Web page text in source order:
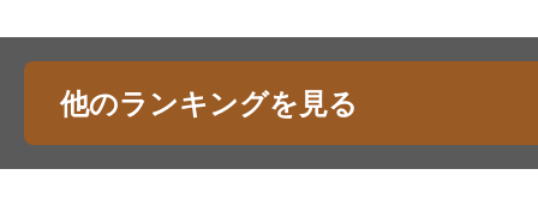
他のランキングを見る